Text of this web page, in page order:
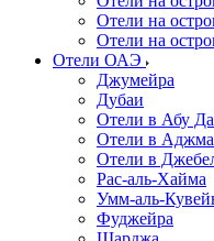
Отели на
Отели на
Отели ОАЭ
Джумейра
Дубаи
Отели в Абу
Отели в
Отели в
Рас-аль-Хайма
Умм-аль-
Фуджейра